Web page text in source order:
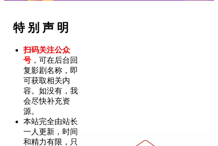
特 别 声 明
扫码关注公众
号 ，可在后台回
复影剧名称，即
可获取相关内
容。如没有，我
会尽快补充资
源。
本站完全由站长
一人更新，时间
和精力有限，只